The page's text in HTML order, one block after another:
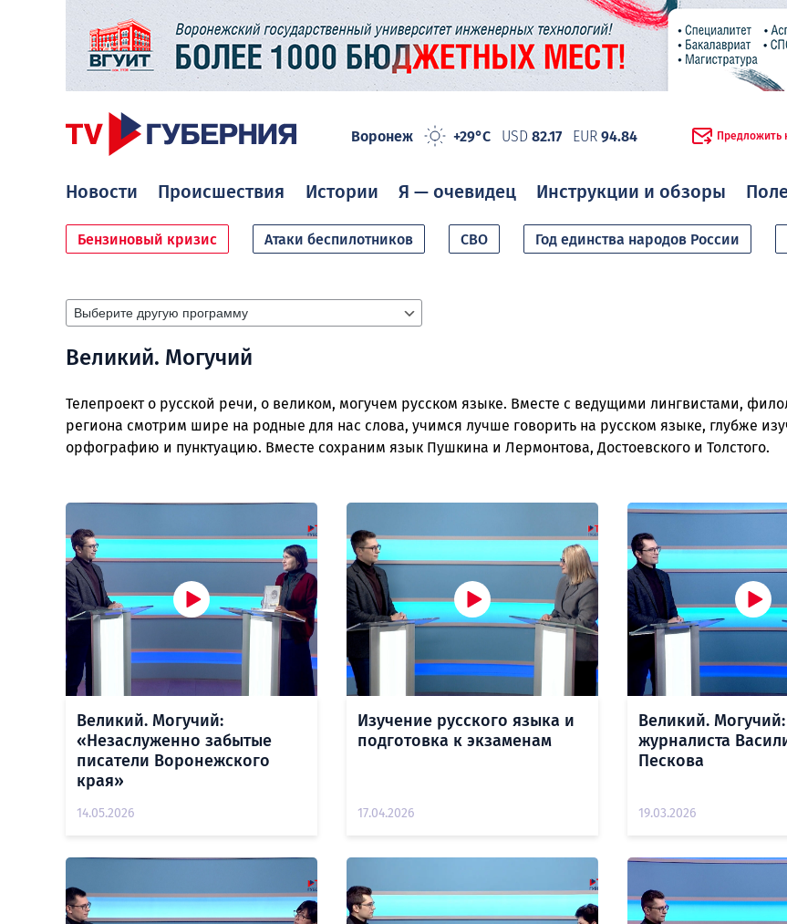
Воронеж +29°C USD 82.17 EUR 94.84 Предложить
Новости Происшествия Истории Я — очевидец Инструкции и обзоры
Бензиновый кризис Атаки беспилотников СВО Год единства народов России
Великий. Могучий
Телепроект о русской речи, о великом, могучем русском языке. Вместе с ведущими лингвистами,
региона смотрим шире на родные для нас слова, учимся лучше говорить на русском языке, глубже
орфографию и пунктуацию. Вместе сохраним язык Пушкина и Лермонтова, Достоевского и Толстого.
Великий. Могучий:
«Незаслуженно забытые
писатели Воронежского
края»
14.05.2026
Изучение русского языка и
подготовка к экзаменам
17.04.2026
Великий.
журналиста
Пескова
19.03.2026